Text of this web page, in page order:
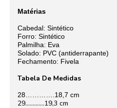
Matérias
Cabedal: Sintético
Forro: Sintético
Palmilha: Eva
Solado: PVC (antiderrapante)
Fechamento: Fivela
Tabela De Medidas
28………….18,7 cm
29………….19,3 cm